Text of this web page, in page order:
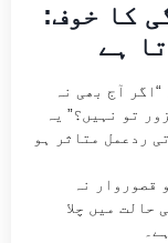
کا خوف:
ہے
آج بھی نہ
تو نہیں؟” یہ
ردعمل متاثر ہو
قصوروار نہ
حالت میں چلا